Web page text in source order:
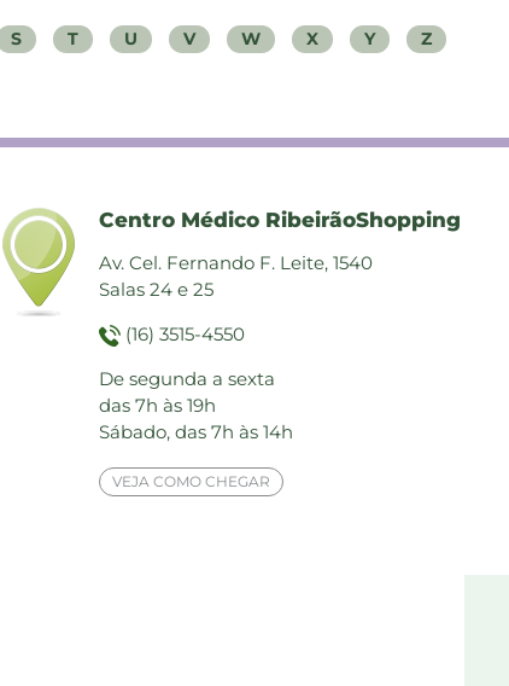
S T U V W X Y Z
Centro Médico RibeirãoShopping
Av. Cel. Fernando F. Leite, 1540
Salas 24 e 25
(16) 3515-4550
De segunda a sexta
das 7h às 19h
Sábado, das 7h às 14h
VEJA COMO CHEGAR